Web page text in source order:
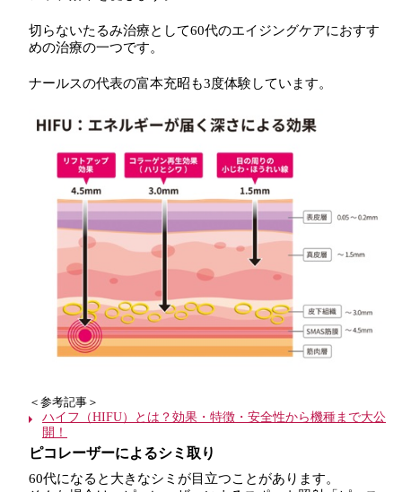
切らないたるみ治療として60代のエイジングケアにおすす
めの治療の一つです。
ナールスの代表の富本充昭も3度体験しています。
＜参考記事＞
ハイフ（HIFU）とは？効果・特徴・安全性から機種まで大公
開！
ピコレーザーによるシミ取り
60代になると大きなシミが目立つことがあります。